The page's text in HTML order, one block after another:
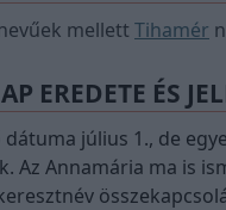
mellett Tihamér
EREDETE ÉS
dátuma július 1., de
Az Annamária ma is